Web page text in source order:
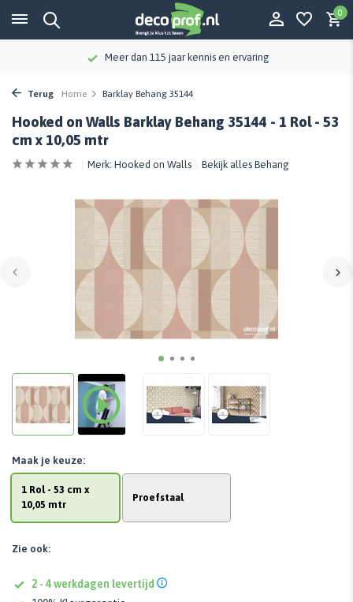
0
Op werkdagen voor 21:00 besteld, vandaag
Terug Home Barklay Behang 35144
Hooked on Walls Barklay Behang 35144 - 1 Rol - 53
cm x 10,05 mtr
Merk: Hooked on Walls Bekijk alles Behang
1 Rol - 53 cm x
10,05 mtr
Proefstaal
Maak je keuze:
Zie ook:
2 - 4 werkdagen levertijd